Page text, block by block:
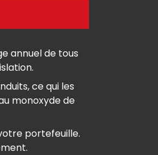
annuel de tous
ce qui les
monoxyde de
portefeuille.